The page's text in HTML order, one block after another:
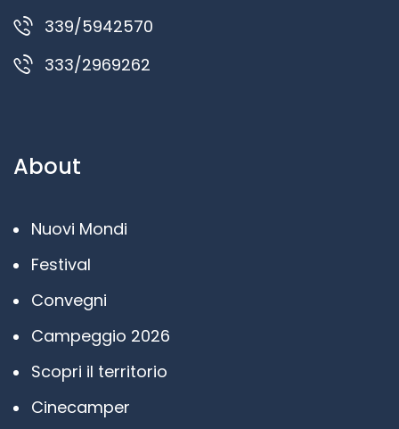
339/5942570
333/2969262
About
Nuovi Mondi
Festival
Convegni
Campeggio 2026
Scopri il territorio
Cinecamper